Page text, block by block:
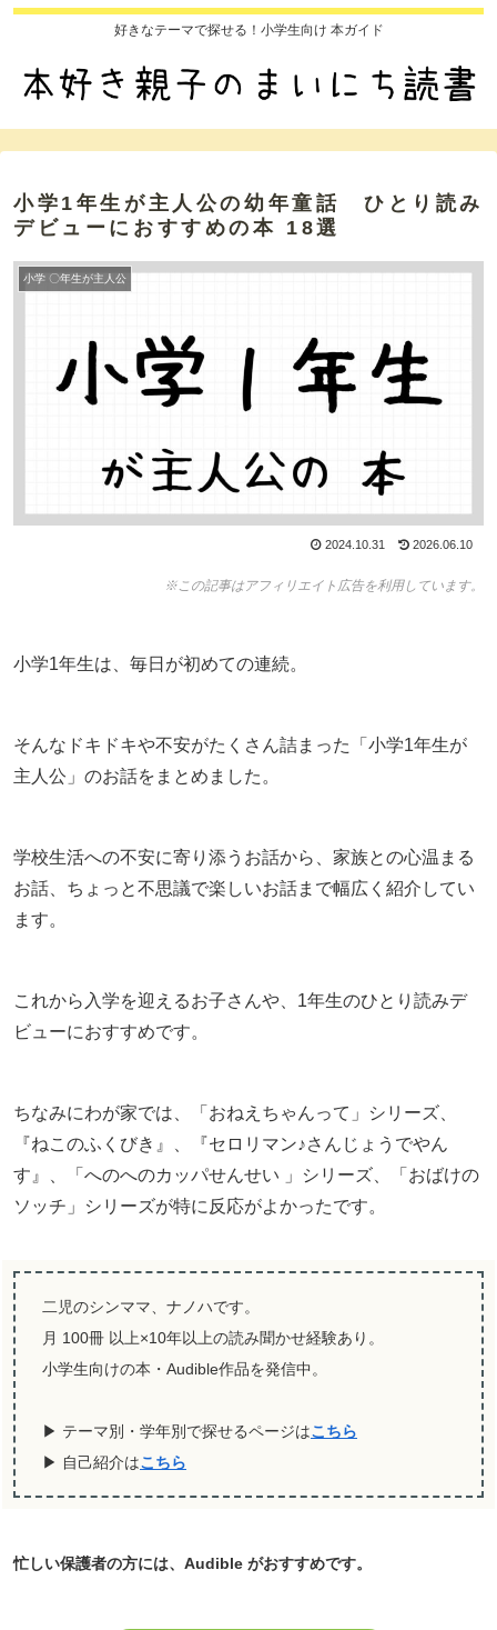
好きなテーマで探せる！小学生向け 本ガイド
小学1年生が主人公の幼年童話 ひとり読み
デビューにおすすめの本 18選
小学 〇年生が主人公
2024.10.31 2026.06.10
※この記事はアフィリエイト広告を利用しています。
小学1年生は、毎日が初めての連続。
そんなドキドキや不安がたくさん詰まった「小学1年生が
主人公」のお話をまとめました。
学校生活への不安に寄り添うお話から、家族との心温まる
お話、ちょっと不思議で楽しいお話まで幅広く紹介してい
ます。
これから入学を迎えるお子さんや、1年生のひとり読みデ
ビューにおすすめです。
ちなみにわが家では、「おねえちゃんって」シリーズ、
『ねこのふくびき』、『セロリマン♪さんじょうでやん
す』、「へのへのカッパせんせい 」シリーズ、「おばけの
ソッチ」シリーズが特に反応がよかったです。
二児のシンママ、ナノハです。
月 100冊 以上×10年以上の読み聞かせ経験あり。
小学生向けの本・Audible作品を発信中。
▶ テーマ別・学年別で探せるページはこちら
▶ 自己紹介はこちら
忙しい保護者の方には、Audible がおすすめです。